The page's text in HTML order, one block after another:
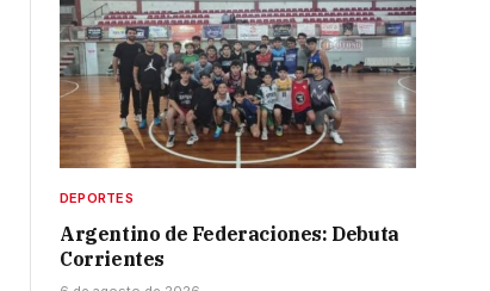
DEPORTES
Argentino de Federaciones: Debuta
Corrientes